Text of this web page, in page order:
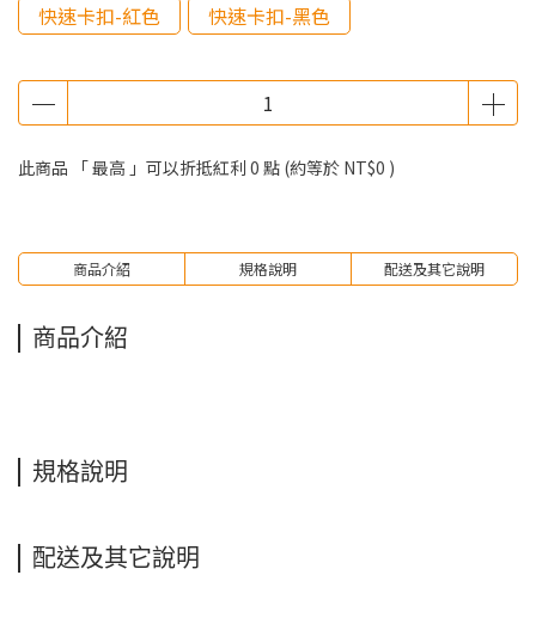
快速卡扣-紅色
快速卡扣-黑色
此商品 「 最高 」可以折抵紅利 0 點 (約等於 NT$0 )
商品介紹 規格說明 配送及其它說明
商品介紹
規格說明
配送及其它說明